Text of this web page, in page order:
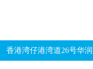
香港湾仔港湾道26号华